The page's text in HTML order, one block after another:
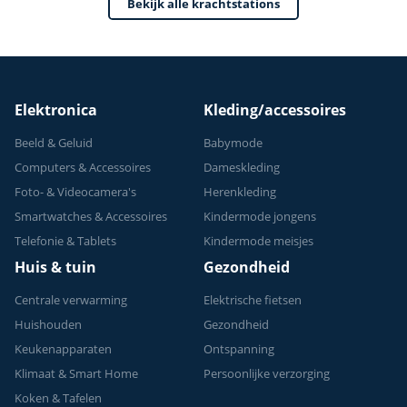
Verstelbaar -
Krachttraining - Tot
Bekijk alle krachtstations
Elektronica
Beeld & Geluid
Computers & Accessoires
Foto- & Videocamera's
Smartwatches & Accessoires
Telefonie & Tablets
Kleding/accessoires
Babymode
Dameskleding
Herenkleding
Kindermode jongens
Kindermode meisjes
Huis & tuin
Centrale verwarming
Huishouden
Keukenapparaten
Klimaat & Smart Home
Koken & Tafelen
Gezondheid
Elektrische fietsen
Gezondheid
Ontspanning
Persoonlijke verzorging